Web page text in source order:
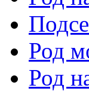
Род
Род